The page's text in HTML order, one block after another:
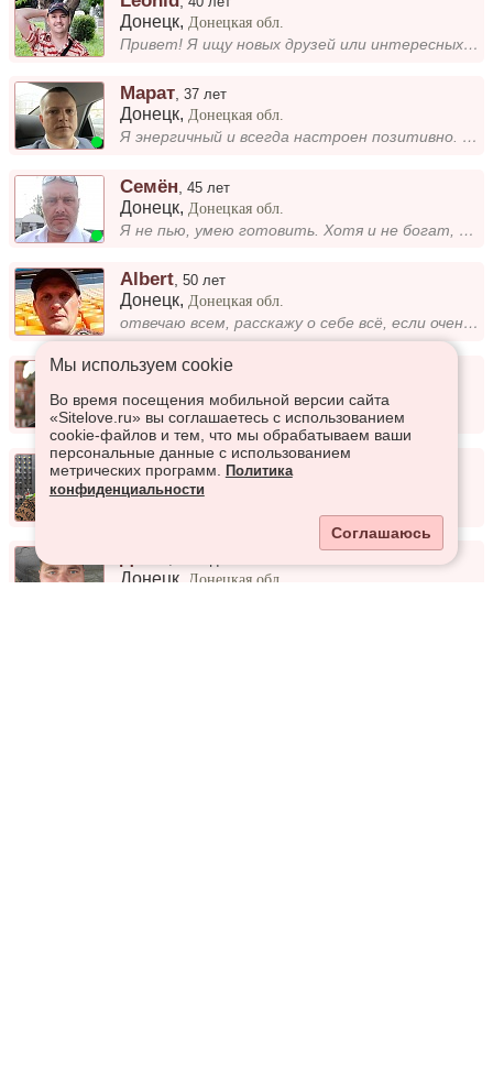
Донецк, Донецкая обл.
Привет! Я ищу новых друзей или интересных знакомств. Открыт к общению и новым приключениям. Давайте познакомимся!...
Марат,37 лет
Донецк, Донецкая обл.
Я энергичный и всегда настроен позитивно. Люблю активный образ жизни, провожу много времени на природе, занимаюсь спорто...
Семён ,45 лет
Донецк, Донецкая обл.
Я не пью, умею готовить. Хотя и не богат, у меня нет машины, но стараюсь жить с улыбкой. Люблю простые радости и искренн...
Albert ,50 лет
Донецк, Донецкая обл.
отвечаю всем, расскажу о себе всё, если очень понравишься.
Sergey ,22 года
Донецк,Донецкая обл.
Общение
Юра,39 лет
Донецк,Донецкая обл.
Донецк Донецкая обл.
Мы используем сookie
Во время посещения мобильной версии сайта
«Sitelove.ru» вы соглашаетесь с использованием
cookie-файлов и тем, что мы обрабатываем ваши
персональные данные с использованием
метрических программ.
Политика
конфиденциальности
Соглашаюсь